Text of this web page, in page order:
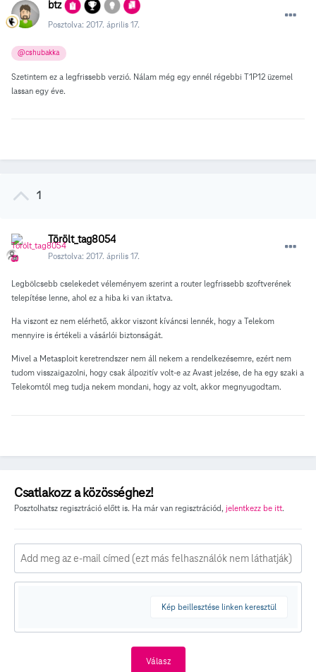
btz
Posztolva: 2017. április 17.
@cshubakka
Szetintem ez a legfrissebb verzió. Nálam még egy ennél régebbi T1P12 üzemel
lassan egy éve.
1
Törölt_tag8054
Posztolva: 2017. április 17.
Legbölcsebb cselekedet véleményem szerint a router legfrissebb szoftverének
telepítése lenne, ahol ez a hiba ki van iktatva.
Ha viszont ez nem elérhető, akkor viszont kíváncsi lennék, hogy a Telekom
mennyire is értékeli a vásárlói biztonságát.
Mivel a Metasploit keretrendszer nem áll nekem a rendelkezésemre, ezért nem
tudom visszaigazolni, hogy csak álpozitív volt-e az Avast jelzése, de ha egy szaki a
Telekomtól meg tudja nekem mondani, hogy az volt, akkor megnyugodtam.
Csatlakozz a közösséghez!
Posztolhatsz regisztráció előtt is. Ha már van regisztrációd, jelentkezz be itt.
Kép beillesztése linken keresztül
Válasz